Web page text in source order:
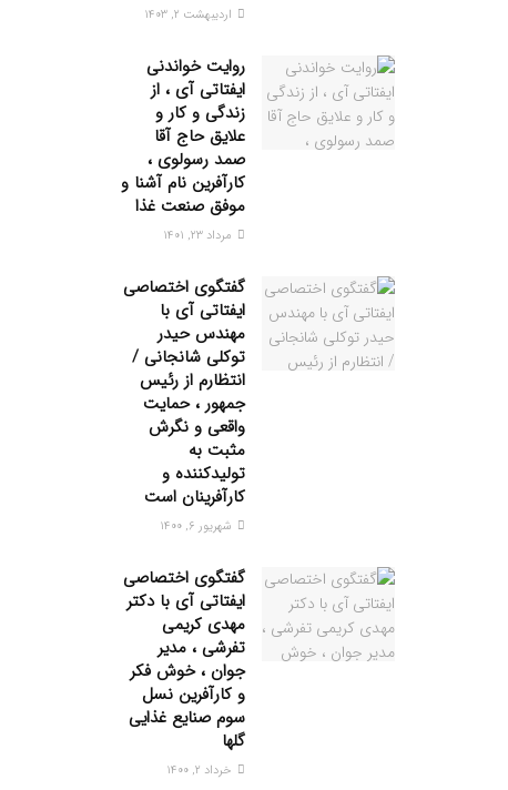
اردیبهشت ۲, ۱۴۰۳
روایت خواندنی
ایفتاتی آی ، از
زندگی و کار و
علایق حاج آقا
صمد رسولوی ،
کارآفرین نام آشنا و
موفق صنعت غذا
مرداد ۲۳, ۱۴۰۱
گفتگوی اختصاصی
ایفتاتی آی با
مهندس حیدر
توکلی شانجانی /
انتظارم از رئیس
جمهور ، حمایت
واقعی و نگرش
مثبت به
تولیدکننده و
کارآفرینان است
شهریور ۶, ۱۴۰۰
گفتگوی اختصاصی
ایفتاتی آی با دکتر
مهدی کریمی
تفرشی ، مدیر
جوان ، خوش فکر
و کارآفرین نسل
سوم صنایع غذایی
گلها
خرداد ۲, ۱۴۰۰